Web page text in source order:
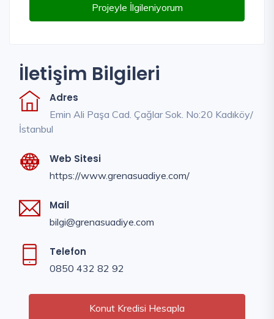
Projeyle İlgileniyorum
İletişim Bilgileri
Adres
Emin Ali Paşa Cad. Çağlar Sok. No:20 Kadıköy/
İstanbul
Web Sitesi
https://www.grenasuadiye.com/
Mail
bilgi@grenasuadiye.com
Telefon
0850 432 82 92
Konut Kredisi Hesapla